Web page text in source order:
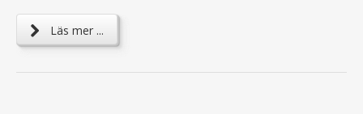
Läs mer ...